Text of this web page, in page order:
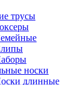
трусы
носки
длинные